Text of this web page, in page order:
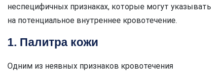
неспецифичных признаках, которые могут указывать
на потенциальное внутреннее кровотечение.
1. Палитра кожи
Одним из неявных признаков кровотечения